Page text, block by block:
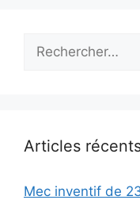
Articles
Mec inventif de